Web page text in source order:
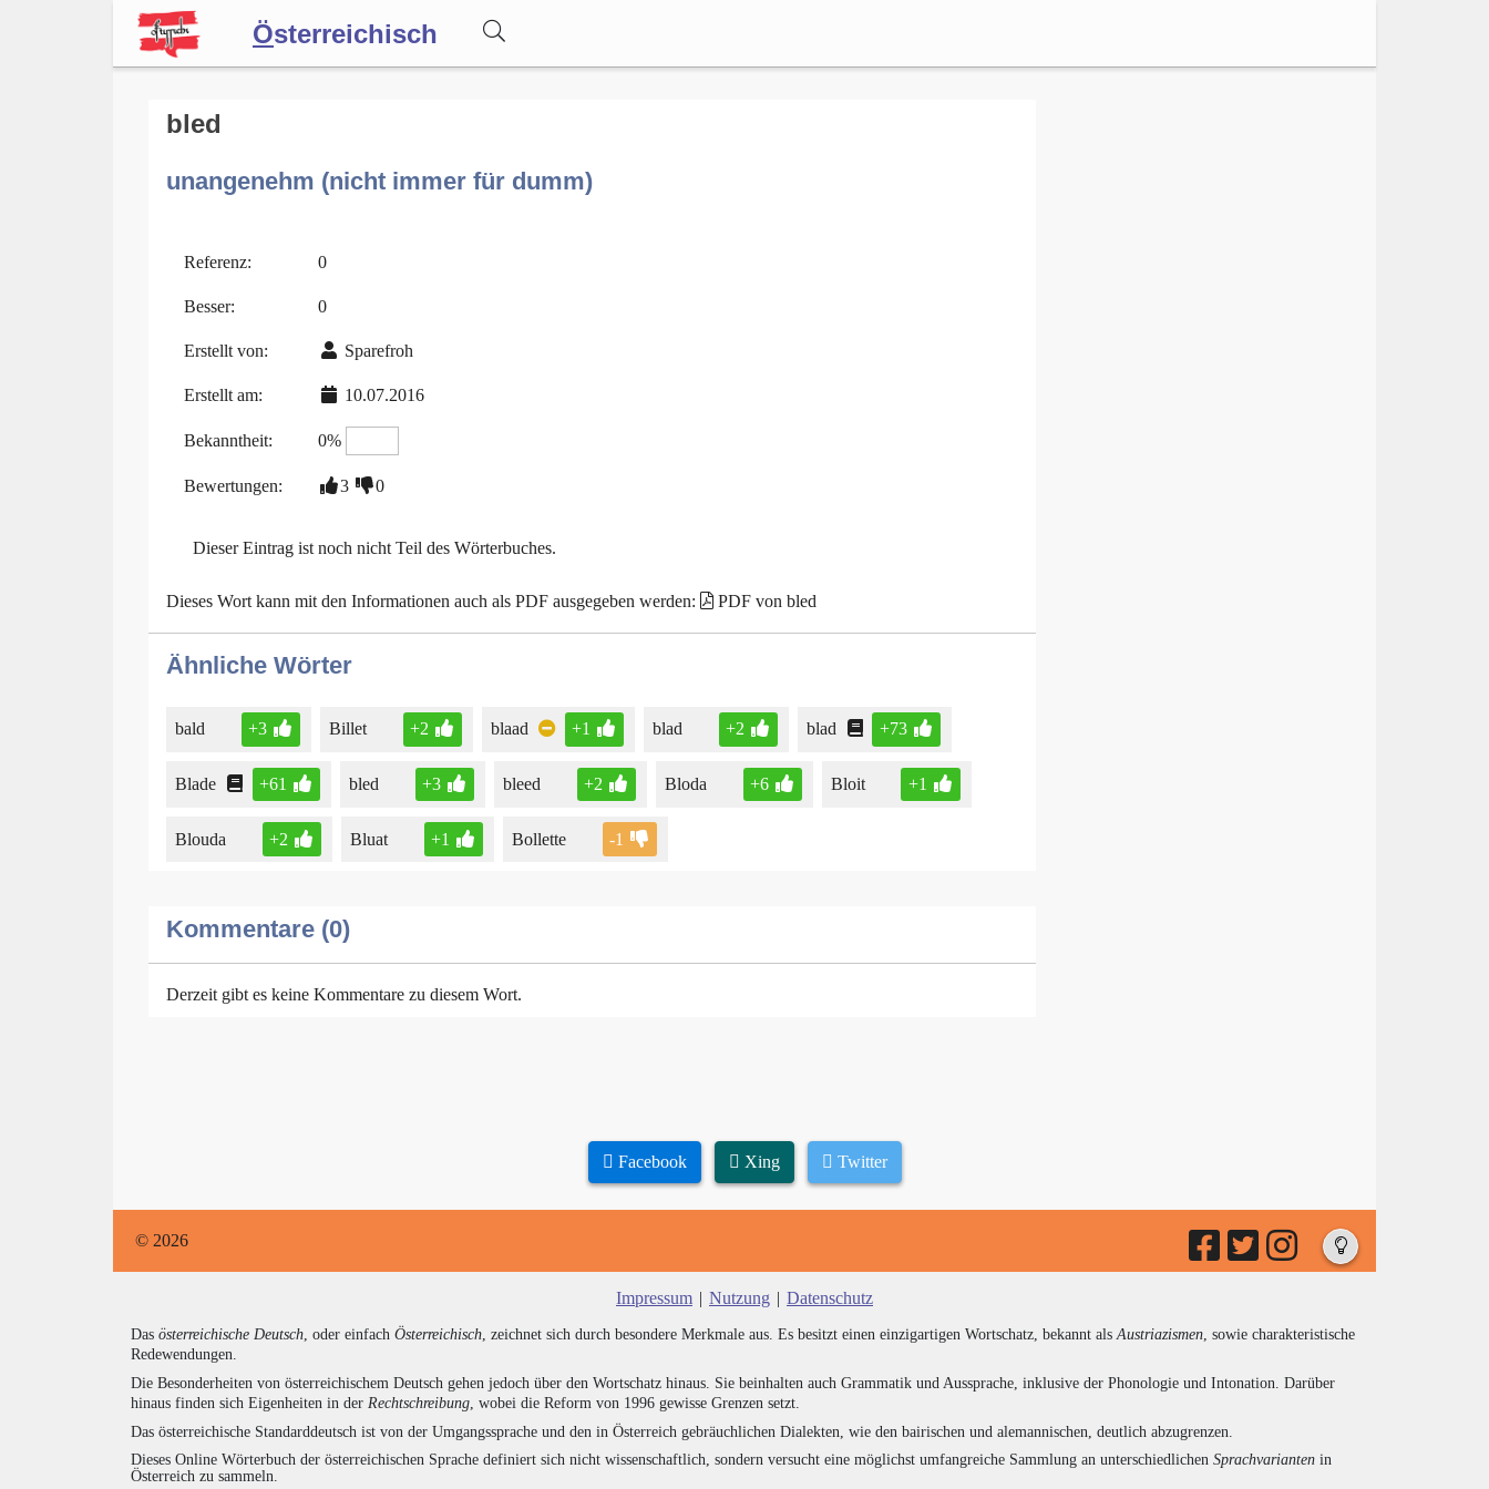
Österreichisch
Forum
Blog
bled
unangenehm (nicht immer für dumm)
Referenz: 0
Besser: 0
Erstellt von: Sparefroh
Erstellt am: 10.07.2016
Bekanntheit: 0%
Bewertungen: 3 0
Dieser Eintrag ist noch nicht Teil des Wörterbuches.
Dieses Wort kann mit den Informationen auch als PDF ausgegeben werden: PDF von bled
Ähnliche Wörter
bald +3 Billet +2 blaad +1 blad +2 blad +73
Blade +61 bled +3 bleed +2 Bloda +6 Bloit +1
Blouda +2 Bluat +1 Bollette -1
Kommentare (0)
Derzeit gibt es keine Kommentare zu diesem Wort.
Facebook Xing Twitter
© 2026
Impressum | Nutzung | Datenschutz
Das österreichische Deutsch, oder einfach Österreichisch, zeichnet sich durch besondere Merkmale aus. Es besitzt einen einzigartigen Wortschatz, bekannt alsAustriazismen, sowie charakteristische
Redewendungen.
Die Besonderheiten von österreichischem Deutsch gehen jedoch über den Wortschatz hinaus. Sie beinhalten auch Grammatik und Aussprache, inklusive der Phonologie und Intonation. Darüber
hinaus finden sich Eigenheiten in der Rechtschreibung, wobei die Reform von 1996 gewisse Grenzen setzt.
Das österreichische Standarddeutsch ist von der Umgangssprache und den in Österreich gebräuchlichen Dialekten, wie den bairischen und alemannischen, deutlich abzugrenzen.
Dieses Online Wörterbuch der österreichischen Sprache definiert sich nicht wissenschaftlich, sondern versucht eine möglichst umfangreiche Sammlung an unterschiedlichen Sprachvarianten in
Österreich zu sammeln.